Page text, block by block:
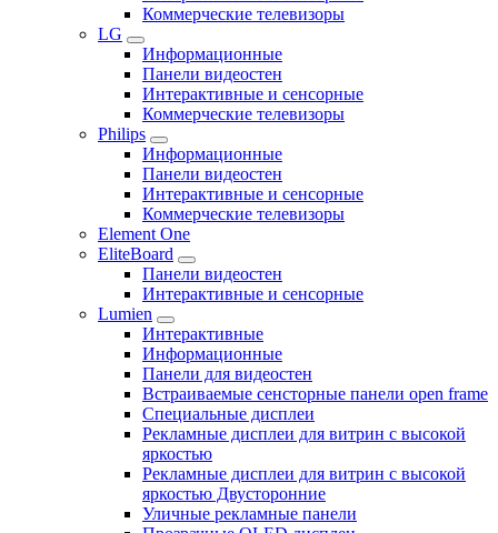
Коммерческие телевизоры
LG
Информационные
Панели видеостен
Интерактивные и сенсорные
Коммерческие телевизоры
Philips
Информационные
Панели видеостен
Интерактивные и сенсорные
Коммерческие телевизоры
Element One
EliteBoard
Панели видеостен
Интерактивные и сенсорные
Lumien
Интерактивные
Информационные
Панели для видеостен
Встраиваемые сенсторные панели open frame
Специальные дисплеи
Рекламные дисплеи для витрин с высокой
яркостью
Рекламные дисплеи для витрин с высокой
яркостью Двусторонние
Уличные рекламные панели